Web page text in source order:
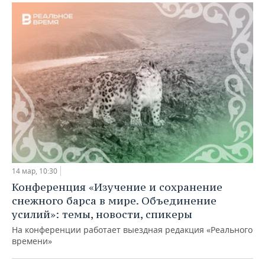
14 мар, 10:30
Конференция «Изучение и сохранение
снежного барса в мире. Объединение
усилий»: темы, новости, спикеры
На конференции работает выездная редакция «Реального
времени»